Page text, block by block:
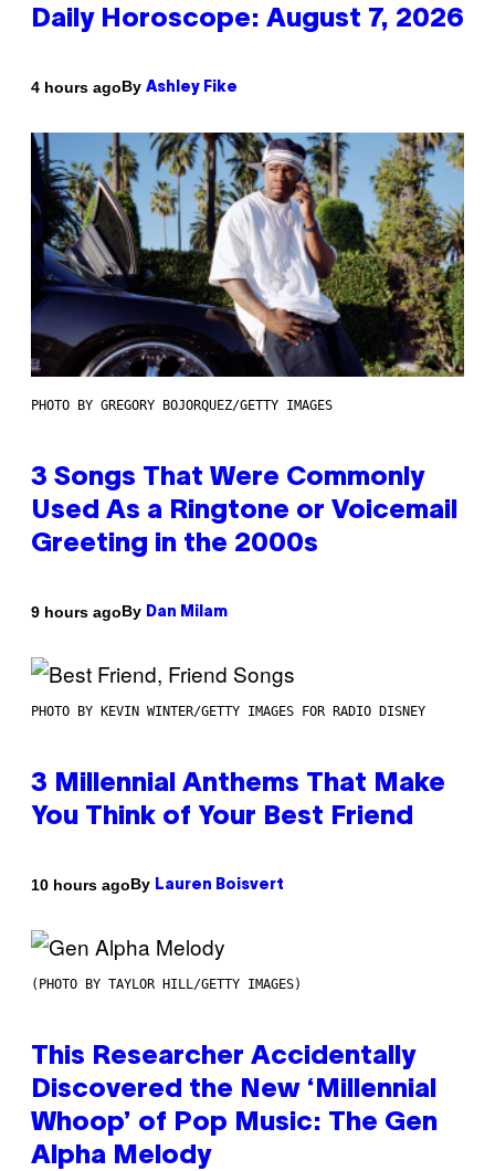
Daily Horoscope: August 7, 2026
4 hours agoBy Ashley Fike
PHOTO BY GREGORY BOJORQUEZ/GETTY IMAGES
3 Songs That Were Commonly
Used As a Ringtone or Voicemail
Greeting in the 2000s
9 hours agoBy Dan Milam
PHOTO BY KEVIN WINTER/GETTY IMAGES FOR RADIO DISNEY
3 Millennial Anthems That Make
You Think of Your Best Friend
10 hours agoBy Lauren Boisvert
(PHOTO BY TAYLOR HILL/GETTY IMAGES)
This Researcher Accidentally
Discovered the New ‘Millennial
Whoop’ of Pop Music: The Gen
Alpha Melody